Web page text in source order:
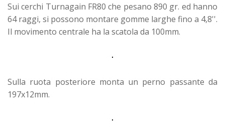
Sui cerchi Turnagain FR80 che pesano 890 gr. ed hanno
64 raggi, si possono montare gomme larghe fino a 4,8''.
Il movimento centrale ha la scatola da 100mm.
Sulla ruota posteriore monta un perno passante da
197x12mm.